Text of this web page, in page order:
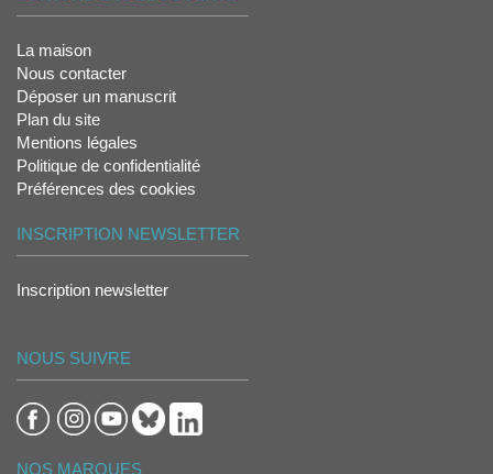
La maison
Nous contacter
Déposer un manuscrit
Plan du site
Mentions légales
Politique de confidentialité
Préférences des cookies
INSCRIPTION NEWSLETTER
Inscription newsletter
NOUS SUIVRE
NOS MARQUES